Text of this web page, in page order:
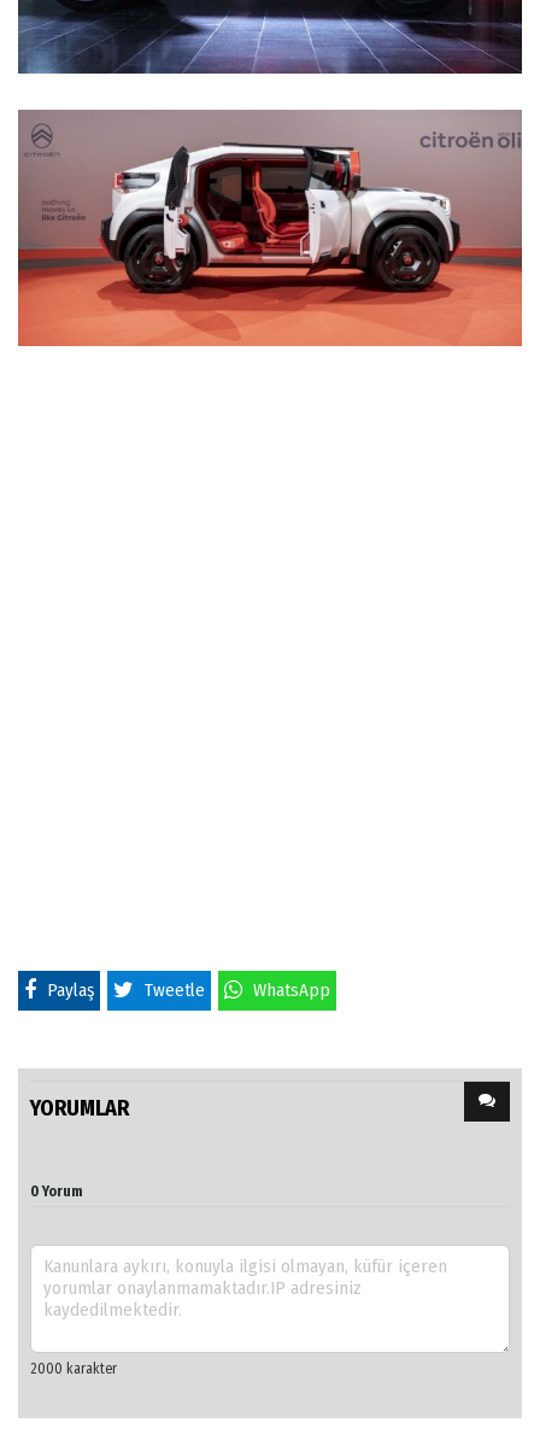
Paylaş Tweetle WhatsApp
YORUMLAR
0 Yorum